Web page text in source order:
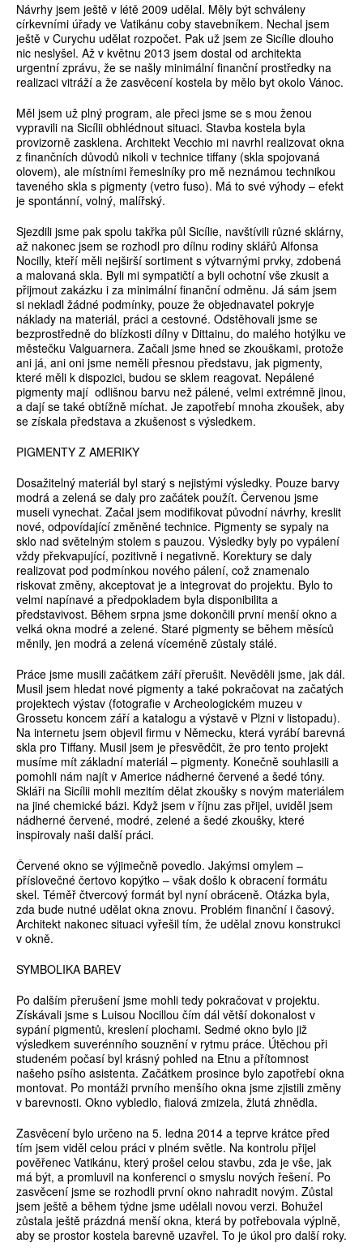
Návrhy jsem ještě v létě 2009 udělal. Měly být schváleny
církevními úřady ve Vatikánu coby stavebníkem. Nechal jsem
ještě v Curychu udělat rozpočet. Pak už jsem ze Sicílie dlouho
nic neslyšel. Až v květnu 2013 jsem dostal od architekta
urgentní zprávu, že se našly minimální finanční prostředky na
realizaci vitráží a že zasvěcení kostela by mělo byt okolo Vánoc.
Měl jsem už plný program, ale přeci jsme se s mou ženou
vypravili na Sicílii obhlédnout situaci. Stavba kostela byla
provizorně zasklena. Architekt Vecchio mi navrhl realizovat okna
z finančních důvodů nikoli v technice tiffany (skla spojovaná
olovem), ale místními řemeslníky pro mě neznámou technikou
taveného skla s pigmenty (vetro fuso). Má to své výhody – efekt
je spontánní, volný, malířský.
Sjezdili jsme pak spolu takřka půl Sicílie, navštívili různé sklárny,
až nakonec jsem se rozhodl pro dílnu rodiny sklářů Alfonsa
Nocilly, kteří měli nejširší sortiment s výtvarnými prvky, zdobená
a malovaná skla. Byli mi sympatičtí a byli ochotní vše zkusit a
přijmout zakázku i za minimální finanční odměnu. Já sám jsem
si nekladl žádné podmínky, pouze že objednavatel pokryje
náklady na materiál, práci a cestovné. Odstěhovali jsme se
bezprostředně do blízkosti dílny v Dittainu, do malého hotýlku ve
městečku Valguarnera. Začali jsme hned se zkouškami, protože
ani já, ani oni jsme neměli přesnou představu, jak pigmenty,
které měli k dispozici, budou se sklem reagovat. Nepálené
pigmenty mají odlišnou barvu než pálené, velmi extrémně jinou,
a dají se také obtížně míchat. Je zapotřebí mnoha zkoušek, aby
se získala představa a zkušenost s výsledkem.
PIGMENTY Z AMERIKY
Dosažitelný materiál byl starý s nejistými výsledky. Pouze barvy
modrá a zelená se daly pro začátek použít. Červenou jsme
museli vynechat. Začal jsem modifikovat původní návrhy, kreslit
nové, odpovídající změněné technice. Pigmenty se sypaly na
sklo nad světelným stolem s pauzou. Výsledky byly po vypálení
vždy překvapující, pozitivně i negativně. Korektury se daly
realizovat pod podmínkou nového pálení, což znamenalo
riskovat změny, akceptovat je a integrovat do projektu. Bylo to
velmi napínavé a předpokladem byla disponibilita a
představivost. Během srpna jsme dokončili první menší okno a
velká okna modré a zelené. Staré pigmenty se během měsíců
měnily, jen modrá a zelená víceméně zůstaly stálé.
Práce jsme musili začátkem září přerušit. Nevěděli jsme, jak dál.
Musil jsem hledat nové pigmenty a také pokračovat na začatých
projektech výstav (fotografie v Archeologickém muzeu v
Grossetu koncem září a katalogu a výstavě v Plzni v listopadu).
Na internetu jsem objevil firmu v Německu, která vyrábí barevná
skla pro Tiffany. Musil jsem je přesvědčit, že pro tento projekt
musíme mít základní materiál – pigmenty. Konečně souhlasili a
pomohli nám najít v Americe nádherné červené a šedé tóny.
Skláři na Sicílii mohli mezitím dělat zkoušky s novým materiálem
na jiné chemické bázi. Když jsem v říjnu zas přijel, uviděl jsem
nádherné červené, modré, zelené a šedé zkoušky, které
inspirovaly naši další práci.
Červené okno se výjimečně povedlo. Jakýmsi omylem –
příslovečné čertovo kopýtko – však došlo k obracení formátu
skel. Téměř čtvercový formát byl nyní obráceně. Otázka byla,
zda bude nutné udělat okna znovu. Problém finanční i časový.
Architekt nakonec situaci vyřešil tím, že udělal znovu konstrukci
v okně.
SYMBOLIKA BAREV
Po dalším přerušení jsme mohli tedy pokračovat v projektu.
Získávali jsme s Luisou Nocillou čím dál větší dokonalost v
sypání pigmentů, kreslení plochami. Sedmé okno bylo již
výsledkem suverénního souznění v rytmu práce. Útěchou při
studeném počasí byl krásný pohled na Etnu a přítomnost
našeho psího asistenta. Začátkem prosince bylo zapotřebí okna
montovat. Po montáži prvního menšího okna jsme zjistili změny
v barevnosti. Okno vybledlo, fialová zmizela, žlutá zhnědla.
Zasvěcení bylo určeno na 5. ledna 2014 a teprve krátce před
tím jsem viděl celou práci v plném světle. Na kontrolu přijel
pověřenec Vatikánu, který prošel celou stavbu, zda je vše, jak
má být, a promluvil na konferenci o smyslu nových řešení. Po
zasvěcení jsme se rozhodli první okno nahradit novým. Zůstal
jsem ještě a během týdne jsme udělali novou verzi. Bohužel
zůstala ještě prázdná menší okna, která by potřebovala výplně,
aby se prostor kostela barevně uzavřel. To je úkol pro další roky.